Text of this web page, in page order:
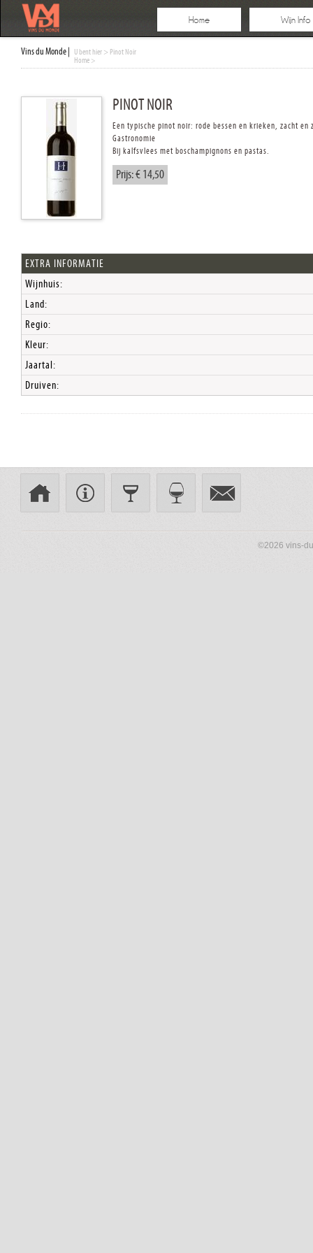
Home Wijn Info
Vins du Monde |
U bent hier
Home >
> Pinot Noir
PINOT NOIR
Een typische pinot noir: rode bessen en krieken, zacht en
Gastronomie
Bij kalfsvlees met boschampignons en pastas.
Prijs: € 14,50
EXTRA INFORMATIE
Wijnhuis:
Land:
Regio:
Kleur:
Jaartal:
Druiven:
©2026 vins-